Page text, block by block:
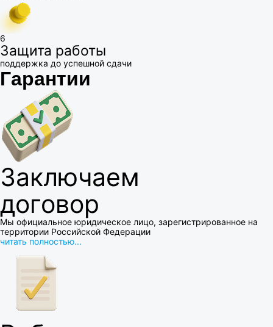
6
Защита работы
поддержка до успешной сдачи
Гарантии
Заключаем
договор
Мы официальное юридическое лицо, зарегистрированное на
территории Российской Федерации
читать полностью...